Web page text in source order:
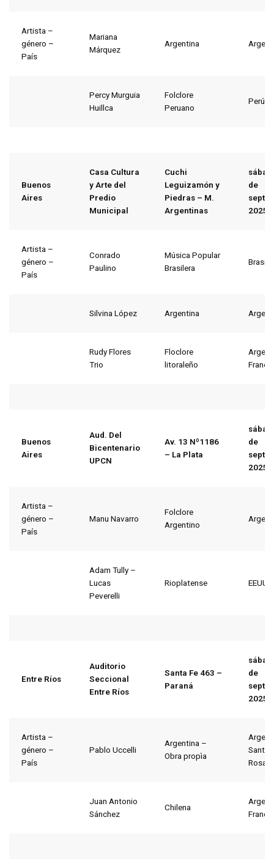
Artista –
género –
País
Mariana
Márquez
Argentina
Percy Murguia
Huillca
Folclore
Peruano
Perú
Buenos
Aires
Casa Cultura
y Arte del
Predio
Municipal
Cuchi
Leguizamón y
Piedras – M.
Argentinas
de
2025
Artista –
género –
País
Conrado
Paulino
Música Popular
Brasilera
Brasil
Silvina López Argentina
Rudy Flores
Trio
Floclore
litoraleño
Francia
Buenos
Aires
Aud. Del
Bicentenario
UPCN
Av. 13 Nº1186
– La Plata
de
2025
Artista –
género –
País
Manu Navarro
Folclore
Argentino
Adam Tully –
Lucas
Peverelli
Rioplatense EEUU
Entre Ríos
Auditorio
Seccional
Entre Ríos
Santa Fe 463 –
Paraná
de
2025
Artista –
género –
País
Pablo Uccelli
Argentina –
Obra propìa
Santa
Juan Antonio
Sánchez
Chilena
Francia